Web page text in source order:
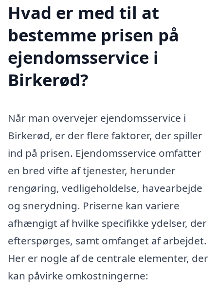
Hvad er med til at
bestemme prisen på
ejendomsservice i
Birkerød?
Når man overvejer ejendomsservice i
Birkerød, er der flere faktorer, der spiller
ind på prisen. Ejendomsservice omfatter
en bred vifte af tjenester, herunder
rengøring, vedligeholdelse, havearbejde
og snerydning. Priserne kan variere
afhængigt af hvilke specifikke ydelser, der
efterspørges, samt omfanget af arbejdet.
Her er nogle af de centrale elementer, der
kan påvirke omkostningerne: